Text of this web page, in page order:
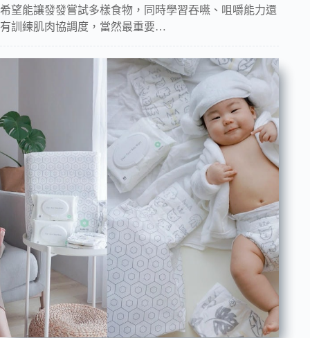
希望能讓發發嘗試多樣食物，同時學習吞嚥、咀嚼能力還
有訓練肌肉協調度，當然最重要…